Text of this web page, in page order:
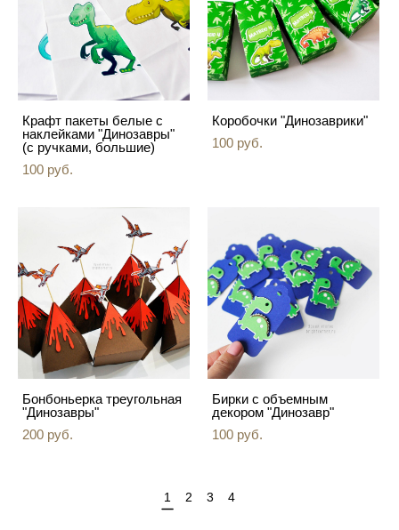
Крафт пакеты белые с
наклейками "Динозавры"
(с ручками, большие)
100 pуб.
Коробочки "Динозаврики"
100 pуб.
Бонбоньерка треугольная
"Динозавры"
200 pуб.
Бирки с объемным
декором "Динозавр"
100 pуб.
1 2 3 4